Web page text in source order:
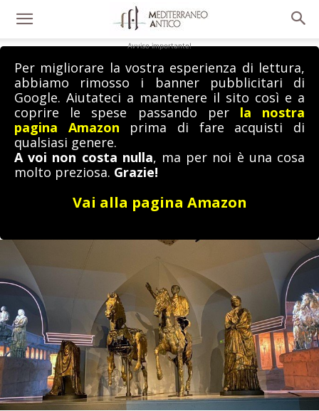
Avviso importante!
Per migliorare la vostra esperienza di lettura,
abbiamo rimosso i banner pubblicitari di
Google. Aiutateci a mantenere il sito così e a
coprire le spese passando per la nostra
pagina Amazon prima di fare acquisti di
qualsiasi genere.
A voi non costa nulla, ma per noi è una cosa
molto preziosa. Grazie!
Vai alla pagina Amazon